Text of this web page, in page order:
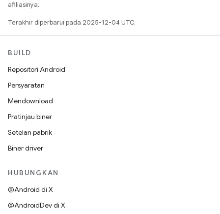
afiliasinya.
Terakhir diperbarui pada 2025-12-04 UTC.
BUILD
Repositori Android
Persyaratan
Mendownload
Pratinjau biner
Setelan pabrik
Biner driver
HUBUNGKAN
@Android di X
@AndroidDev di X